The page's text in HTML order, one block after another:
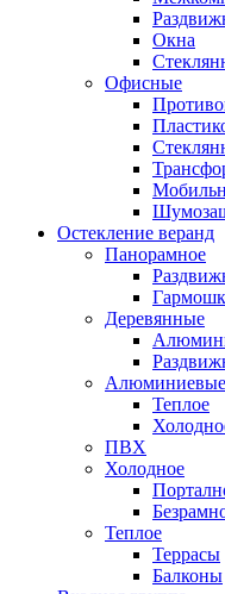
Окна
Офисные
Остекление веранд
Панорамное
Деревянные
Алюминиевые
Теплое
ПВХ
Холодное
Теплое
Террасы
Балконы